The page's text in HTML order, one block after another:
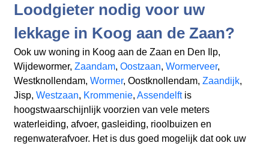
Loodgieter nodig voor uw
lekkage in Koog aan de Zaan?
Ook uw woning in Koog aan de Zaan en Den Ilp,
Wijdewormer, Zaandam, Oostzaan, Wormerveer,
Westknollendam, Wormer, Oostknollendam, Zaandijk,
Jisp, Westzaan, Krommenie, Assendelftis
hoogstwaarschijnlijk voorzien van vele meters
waterleiding, afvoer, gasleiding, rioolbuizen en
regenwaterafvoer. Het is dus goed mogelijk dat ook uw